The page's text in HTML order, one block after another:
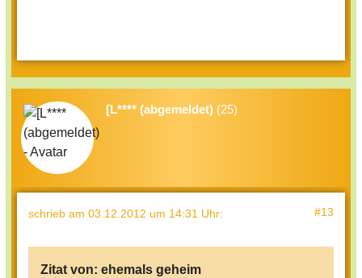
[L**** (abgemeldet) (25)
schrieb am 03.12.2012 um 14:31 Uhr: #13
Zitat von: ehemals geheim